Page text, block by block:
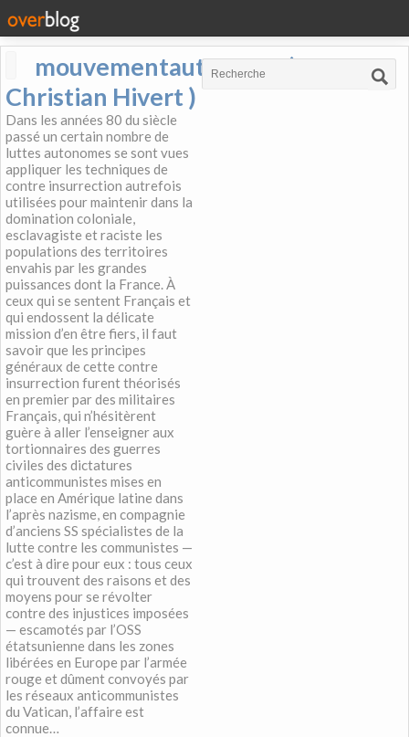
mouvementautonome (
Christian Hivert )
Dans les années 80 du siècle
passé un certain nombre de
luttes autonomes se sont vues
appliquer les techniques de
contre insurrection autrefois
utilisées pour maintenir dans la
domination coloniale,
esclavagiste et raciste les
populations des territoires
envahis par les grandes
puissances dont la France. À
ceux qui se sentent Français et
qui endossent la délicate
mission d’en être fiers, il faut
savoir que les principes
généraux de cette contre
insurrection furent théorisés
en premier par des militaires
Français, qui n’hésitèrent
guère à aller l’enseigner aux
tortionnaires des guerres
civiles des dictatures
anticommunistes mises en
place en Amérique latine dans
l’après nazisme, en compagnie
d’anciens SS spécialistes de la
lutte contre les communistes —
c’est à dire pour eux : tous ceux
qui trouvent des raisons et des
moyens pour se révolter
contre des injustices imposées
— escamotés par l’OSS
étatsunienne dans les zones
libérées en Europe par l’armée
rouge et dûment convoyés par
les réseaux anticommunistes
du Vatican, l’affaire est
connue…